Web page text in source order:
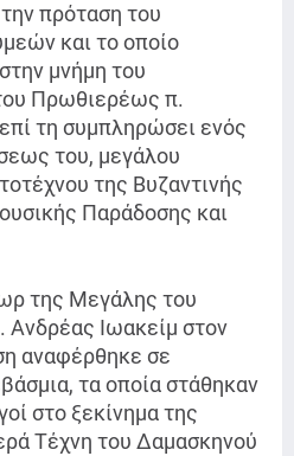
πρόταση του
και το οποίο
μνήμη του
Πρωθιερέως π.
τη συμπληρώσει ενός
του, μεγάλου
της Βυζαντινής
Παράδοσης και
Μεγάλης του
Ανδρέας Ιωακείμ στον
αναφέρθηκε σε
τα οποία στάθηκαν
στο ξεκίνημα της
Τέχνη του Δαμασκηνού